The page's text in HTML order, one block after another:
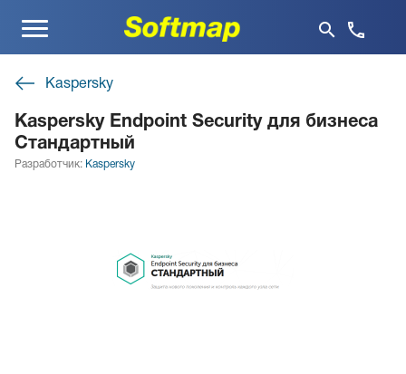
Меню
Kaspersky
Kaspersky Endpoint Security для бизнеса
Стандартный
Разработчик: Kaspersky